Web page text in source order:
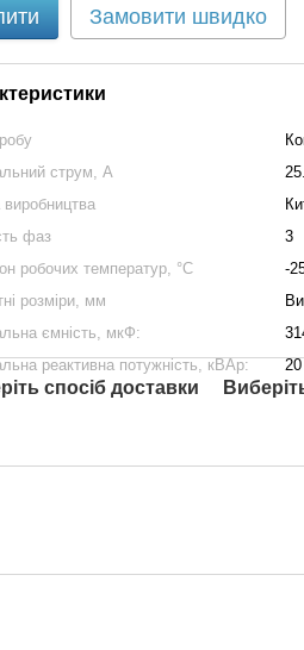
Замовити швидко
струм, А
виробництва
фаз
3
робочих температур, °С
-
розміри, мм
ємність, мкФ:
реактивна потужність, кВАр:
20
спосіб доставки